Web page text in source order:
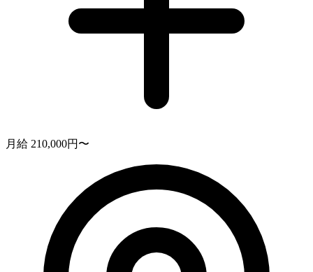
月給 210,000円〜